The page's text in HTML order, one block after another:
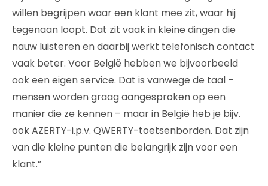
willen begrijpen waar een klant mee zit, waar hij
tegenaan loopt. Dat zit vaak in kleine dingen die
nauw luisteren en daarbij werkt telefonisch contact
vaak beter. Voor België hebben we bijvoorbeeld
ook een eigen service. Dat is vanwege de taal –
mensen worden graag aangesproken op een
manier die ze kennen – maar in België heb je bijv.
ook AZERTY-i.p.v. QWERTY-toetsenborden. Dat zijn
van die kleine punten die belangrijk zijn voor een
klant.”